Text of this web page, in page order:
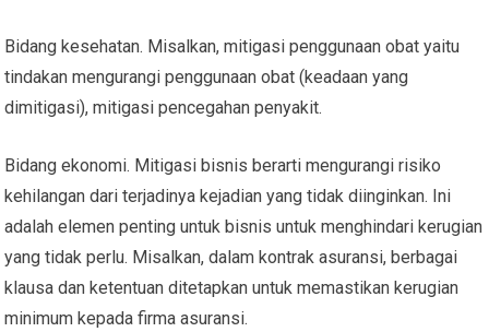
Bidang kesehatan. Misalkan, mitigasi penggunaan obat yaitu
tindakan mengurangi penggunaan obat (keadaan yang
dimitigasi), mitigasi pencegahan penyakit.
Bidang ekonomi. Mitigasi bisnis berarti mengurangi risiko
kehilangan dari terjadinya kejadian yang tidak diinginkan. Ini
adalah elemen penting untuk bisnis untuk menghindari kerugian
yang tidak perlu. Misalkan, dalam kontrak asuransi, berbagai
klausa dan ketentuan ditetapkan untuk memastikan kerugian
minimum kepada firma asuransi.